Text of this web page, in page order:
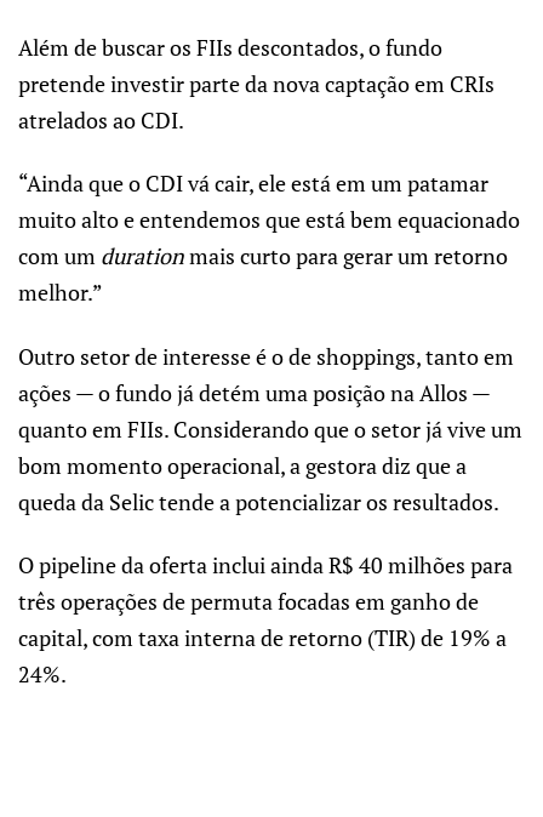
Além de buscar os FIIs descontados, o fundo
pretende investir parte da nova captação em CRIs
atrelados ao CDI.
“Ainda que o CDI vá cair, ele está em um patamar
muito alto e entendemos que está bem equacionado
com um durationmais curto para gerar um retorno
melhor.”
Outro setor de interesse é o de shoppings, tanto em
ações — o fundo já detém uma posição na Allos —
quanto em FIIs. Considerando que o setor já vive um
bom momento operacional, a gestora diz que a
queda da Selic tende a potencializar os resultados.
O pipeline da oferta inclui ainda R$ 40 milhões para
três operações de permuta focadas em ganho de
capital, com taxa interna de retorno (TIR) de 19% a
24%.